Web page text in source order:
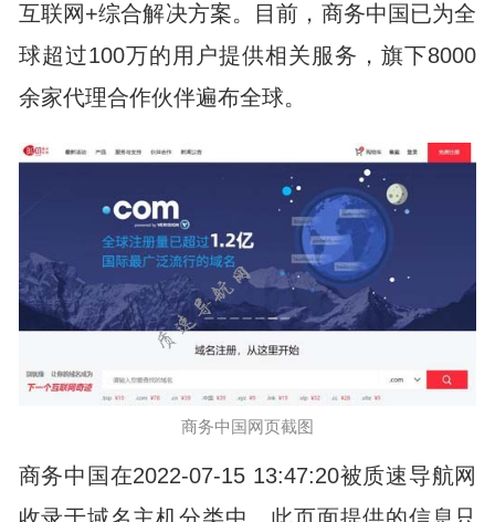
互联网+综合解决方案。目前，商务中国已为全
球超过100万的用户提供相关服务，旗下8000
余家代理合作伙伴遍布全球。
商务中国网页截图
商务中国在2022-07-15 13:47:20被质速导航网